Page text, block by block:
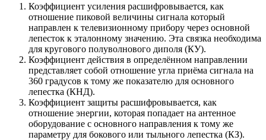
Коэффициент усиления расшифровывается, как
отношение пиковой величины сигнала который
направлен к телевизионному прибору через основной
лепесток к эталонному значению. Эта связка необходима
для кругового полуволнового диполя (КУ).
Коэффициент действия в определённом направлении
представляет собой отношение угла приёма сигнала на
360 градусов к тому же показателю для основного
лепестка (КНД).
Коэффициент защиты расшифровывается, как
отношение энергии, которая попадает на антенное
оборудование с основного направления к тому же
параметру для бокового или тыльного лепестка (КЗ).